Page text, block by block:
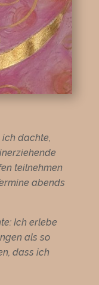
ich dachte,
teilnehmen
abends
Ich erlebe
als so
dass ich